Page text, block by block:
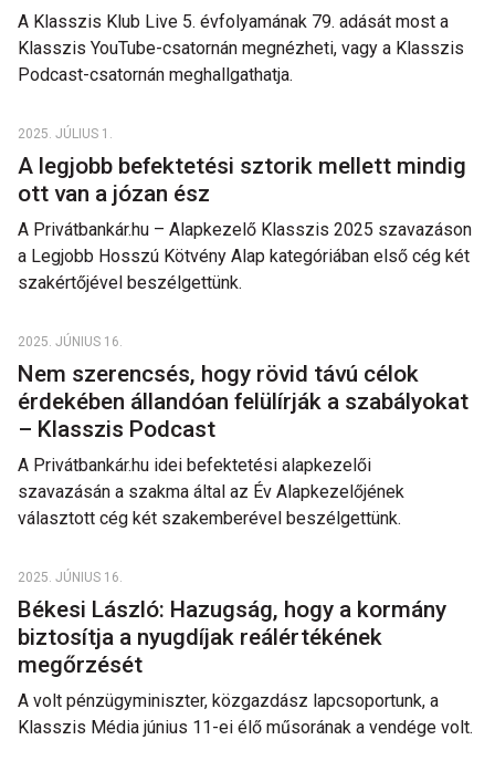
A Klasszis Klub Live 5. évfolyamának 79. adását most a
Klasszis YouTube-csatornán megnézheti, vagy a Klasszis
Podcast-csatornán meghallgathatja.
2025. JÚLIUS 1.
A legjobb befektetési sztorik mellett mindig
ott van a józan ész
A Privátbankár.hu – Alapkezelő Klasszis 2025 szavazáson
a Legjobb Hosszú Kötvény Alap kategóriában első cég két
szakértőjével beszélgettünk.
2025. JÚNIUS 16.
Nem szerencsés, hogy rövid távú célok
érdekében állandóan felülírják a szabályokat
– Klasszis Podcast
A Privátbankár.hu idei befektetési alapkezelői
szavazásán a szakma által az Év Alapkezelőjének
választott cég két szakemberével beszélgettünk.
2025. JÚNIUS 16.
Békesi László: Hazugság, hogy a kormány
biztosítja a nyugdíjak reálértékének
megőrzését
A volt pénzügyminiszter, közgazdász lapcsoportunk, a
Klasszis Média június 11-ei élő műsorának a vendége volt.